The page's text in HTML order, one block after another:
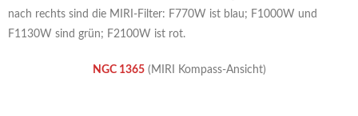
nach rechts sind die MIRI-Filter: F770W ist blau; F1000W und
F1130W sind grün; F2100W ist rot.
NGC 1365(MIRI Kompass-Ansicht)